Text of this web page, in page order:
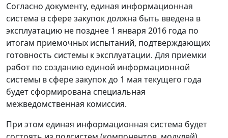
Согласно документу, единая информационная
система в сфере закупок должна быть введена в
эксплуатацию не позднее 1 января 2016 года по
итогам приемочных испытаний, подтверждающих
готовность системы к эксплуатации. Для приемки
работ по созданию единой информационной
системы в сфере закупок до 1 мая текущего года
будет сформирована специальная
межведомственная комиссия.
При этом единая информационная система будет